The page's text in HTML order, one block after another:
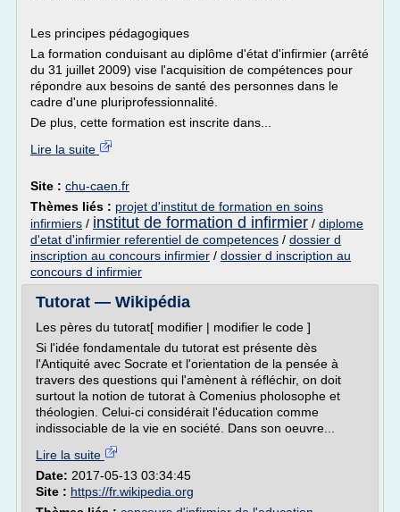
Les principes pédagogiques
La formation conduisant au diplôme d'état d'infirmier (arrêté
du 31 juillet 2009) vise l'acquisition de compétences pour
répondre aux besoins de santé des personnes dans le
cadre d'une pluriprofessionnalité.
De plus, cette formation est inscrite dans...
Lire la suite
Site : chu-caen.fr
Thèmes liés : projet d'institut de formation en soins
infirmiers / institut de formation d infirmier / diplome
d'etat d'infirmier referentiel de competences / dossier d
inscription au concours infirmier / dossier d inscription au
concours d infirmier
Tutorat — Wikipédia
Les pères du tutorat[ modifier | modifier le code ]
Si l'idée fondamentale du tutorat est présente dès
l'Antiquité avec Socrate et l'orientation de la pensée à
travers des questions qui l'amènent à réfléchir, on doit
surtout la notion de tutorat à Comenius pholosophe et
théologien. Celui-ci considérait l'éducation comme
indissociable de la vie en société. Dans son oeuvre...
Lire la suite
Date: 2017-05-13 03:34:45
Site : https://fr.wikipedia.org